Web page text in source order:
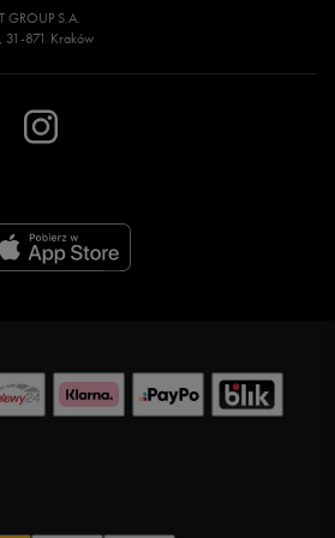
style
style
GROUP S.A.
31-871 Kraków